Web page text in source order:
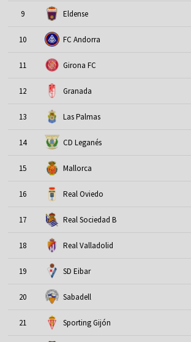
9 Eldense
10 FC Andorra
11 Girona FC
12 Granada
13 Las Palmas
14 CD Leganés
15 Mallorca
16 Real Oviedo
17 Real Sociedad B
18 Real Valladolid
19 SD Eibar
20 Sabadell
21 Sporting Gijón